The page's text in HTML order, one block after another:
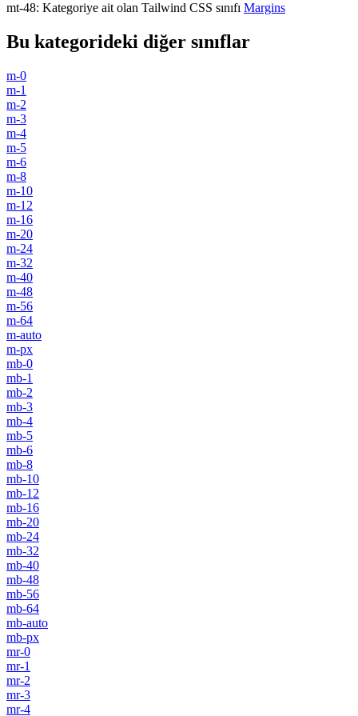
mt-48: Kategoriye ait olan Tailwind CSS sınıfı Margins
Bu kategorideki diğer sınıflar
m-0
m-1
m-2
m-3
m-4
m-5
m-6
m-8
m-10
m-12
m-16
m-20
m-24
m-32
m-40
m-48
m-56
m-64
m-auto
m-px
mb-0
mb-1
mb-2
mb-3
mb-4
mb-5
mb-6
mb-8
mb-10
mb-12
mb-16
mb-20
mb-24
mb-32
mb-40
mb-48
mb-56
mb-64
mb-auto
mb-px
mr-0
mr-1
mr-2
mr-3
mr-4